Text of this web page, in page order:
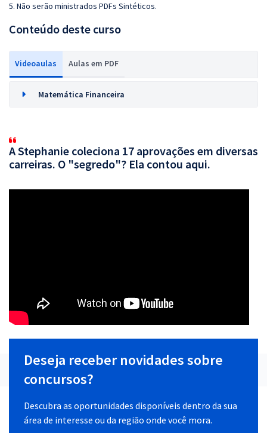
5. Não serão ministrados PDFs Sintéticos.
Conteúdo deste curso
Videoaulas Aulas em PDF
Matemática Financeira
A Stephanie coleciona 17 aprovações em diversas
carreiras. O "segredo"? Ela contou aqui.
Deseja receber novidades sobre
concursos?
Descubra as oportunidades disponíveis dentro da sua
área de interesse ou da região onde você mora.